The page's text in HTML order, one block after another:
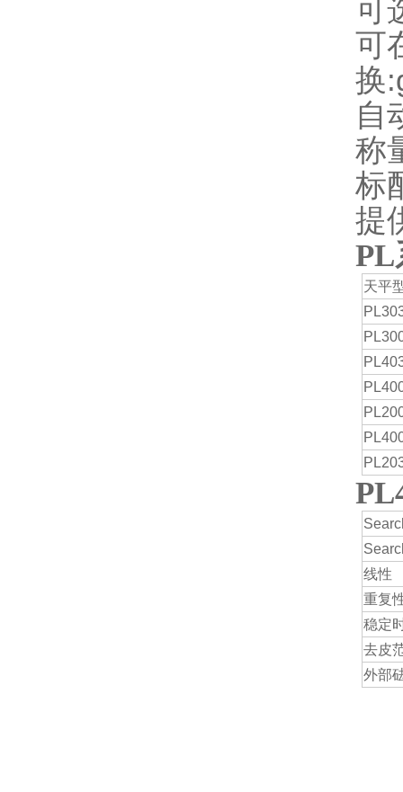
可
可
换
自
称
标
提
PL
天平
线性
重复
稳定
去皮
外部